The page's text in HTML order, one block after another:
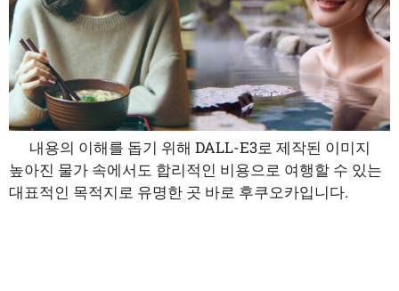
내용의 이해를 돕기 위해 DALL-E3로 제작된 이미지
높아진 물가 속에서도 합리적인 비용으로 여행할 수 있는
대표적인 목적지로 유명한 곳 바로 후쿠오카입니다.